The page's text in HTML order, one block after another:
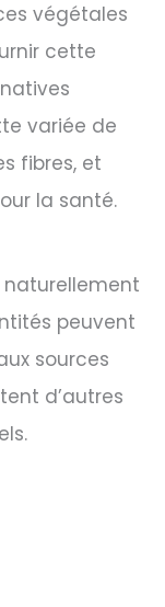
végétales
cette
variée de
fibres, et
la santé.
peuvent
sources
d’autres